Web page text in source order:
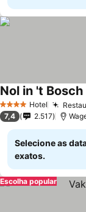
4 EstrelasHotel
Nol in 't Bosch
7,4 2.517
Selecione as
exatos.
Escolha popular